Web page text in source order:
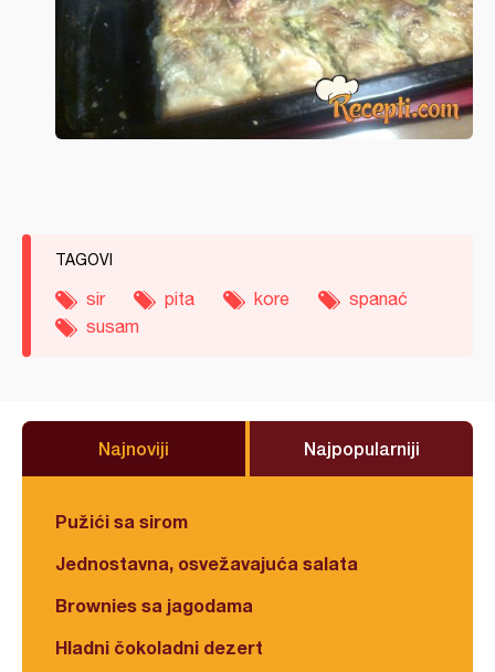
TAGOVI
sir pita kore
spanać
susam
Najnoviji Najpopularniji
Pužići sa sirom
Jednostavna, osvežavajuća salata
Brownies sa jagodama
Hladni čokoladni dezert